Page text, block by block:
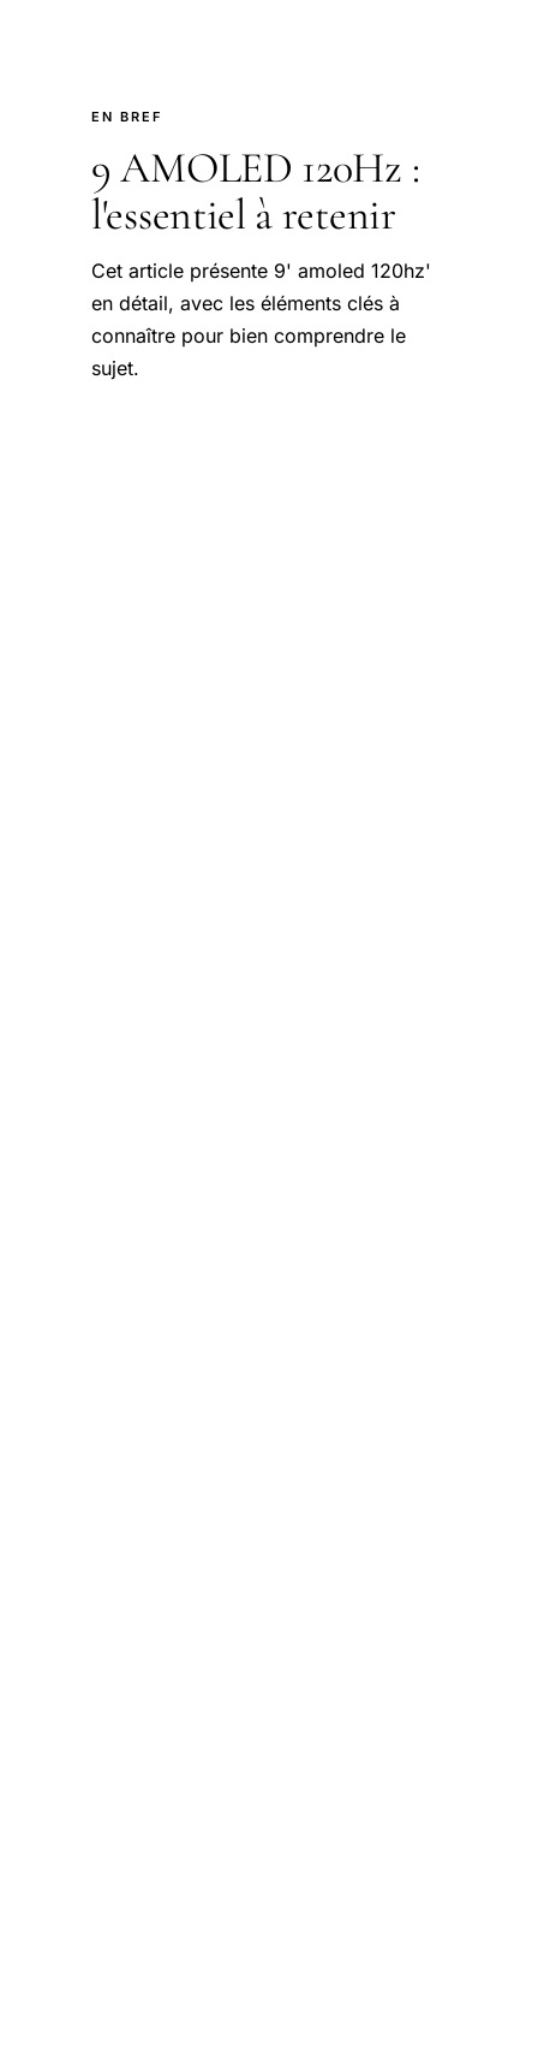
EN BREF
9 AMOLED 120Hz :
l'essentiel à retenir
Cet article présente 9' amoled 120hz'
en détail, avec les éléments clés à
connaître pour bien comprendre le
sujet.